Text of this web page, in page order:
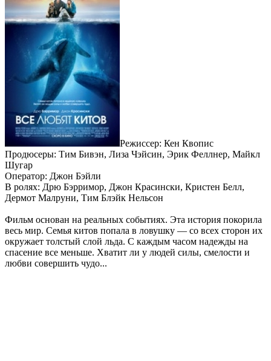
Режиссер: Кен Квопис
Продюсеры: Тим Бивэн, Лиза Чэйсин, Эрик Феллнер, Майкл
Шугар
Оператор: Джон Бэйли
В ролях: Дрю Бэрримор, Джон Красински, Кристен Белл,
Дермот Малруни, Тим Блэйк Нельсон
Фильм основан на реальных событиях. Эта история покорила
весь мир. Семья китов попала в ловушку — со всех сторон их
окружает толстый слой льда. С каждым часом надежды на
спасение все меньше. Хватит ли у людей силы, смелости и
любви совершить чудо...